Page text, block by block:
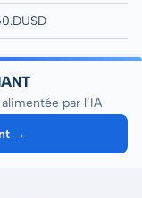
par l’IA
→